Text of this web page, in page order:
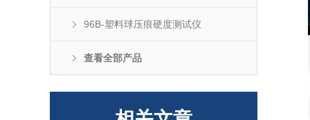
96B-塑料球压痕硬度测试仪
查看全部产品